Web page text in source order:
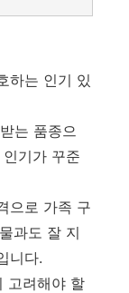
하는 인기 있
는 품종으
기가 꾸준
으로 가족 구
과도 잘 지
니다.
고려해야 할